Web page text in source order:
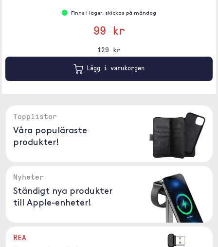
Finns i lager, skickas på måndag
99 kr
129 kr
Lägg i varukorgen
Topplistor
Våra populäraste
produkter!
Nyheter
Ständigt nya produkter
till Apple-enheter!
REA